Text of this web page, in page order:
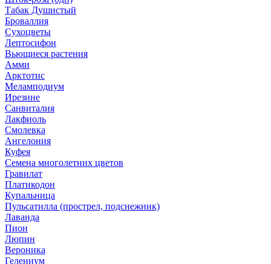
Табак Душистый
Броваллия
Сухоцветы
Лептосифон
Вьющиеся растения
Амми
Арктотис
Меламподиум
Ирезине
Санвиталия
Лакфиоль
Смолевка
Ангелония
Куфея
Семена многолетних цветов
Гравилат
Платикодон
Купальница
Пульсатилла (прострел, подснежник)
Лаванда
Пион
Люпин
Вероника
Гелениум